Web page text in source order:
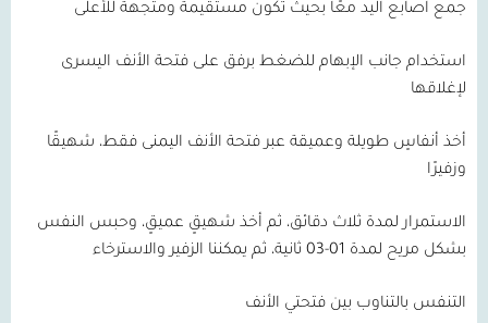
جمع أصابع اليد معًا بحيث تكون مستقيمة ومتجهة للأعلى
استخدام جانب الإبهام للضغط برفق على فتحة الأنف اليسرى
لإغلاقها
أخذ أنفاسٍ طويلة وعميقة عبر فتحة الأنف اليمنى فقط، شهيقًا
وزفيرًا
الاستمرار لمدة ثلاث دقائق، ثم أخذ شهيقٍ عميقٍ، وحبس النفس
بشكل مريح لمدة 01-03 ثانية، ثم يمكننا الزفير والاسترخاء
التنفس بالتناوب بين فتحتي الأنف